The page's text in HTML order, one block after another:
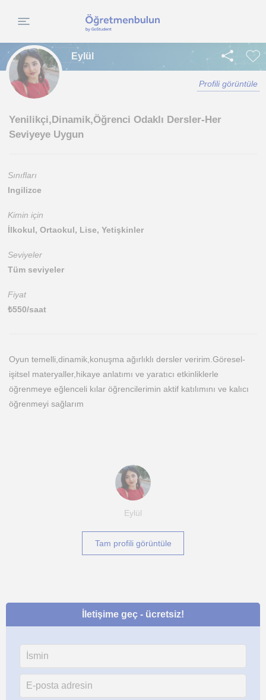
Eylül
Profili görüntüle
Yenilikçi,Dinamik,Öğrenci Odaklı Dersler-Her
Seviyeye Uygun
Sınıfları
Ingilizce
Kimin için
İlkokul, Ortaokul, Lise, Yetişkinler
Seviyeler
Tüm seviyeler
Fiyat
₺550/saat
Oyun temelli,dinamik,konuşma ağırlıklı dersler veririm.Göresel-
işitsel materyaller,hikaye anlatımı ve yaratıcı etkinliklerle
öğrenmeye eğlenceli kılar öğrencilerimin aktif katılımını ve kalıcı
öğrenmeyi sağlarım
Eylül
Tam profili görüntüle
İletişime geç - ücretsiz!